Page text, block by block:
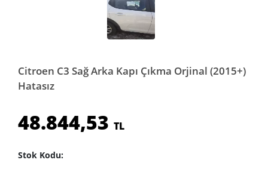
Citroen C3 Sağ Arka Kapı Çıkma Orjinal (2015+)
Hatasız
48.844,53 TL
Stok Kodu: